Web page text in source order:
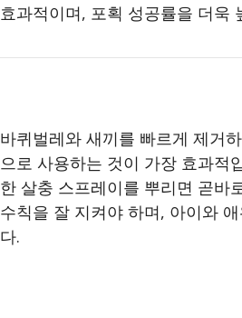
효과적이며, 포획 성공률을 더욱
바퀴벌레와 새끼를 빠르게 제거
으로 사용하는 것이 가장 효과적
한 살충 스프레이를 뿌리면 곧바
수칙을 잘 지켜야 하며, 아이와
다.